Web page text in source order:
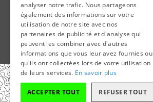
analyser notre trafic. Nous partageons
également des informations sur votre
utilisation de notre site avec nos
partenaires de publicité et d'analyse qui
peuvent les combiner avec d'autres
informations que vous leur avez fournies ou
qu'ils ont collectées lors de votre utilisation
de leurs services. En savoir plus
ACCEPTER TOUT REFUSER TOUT